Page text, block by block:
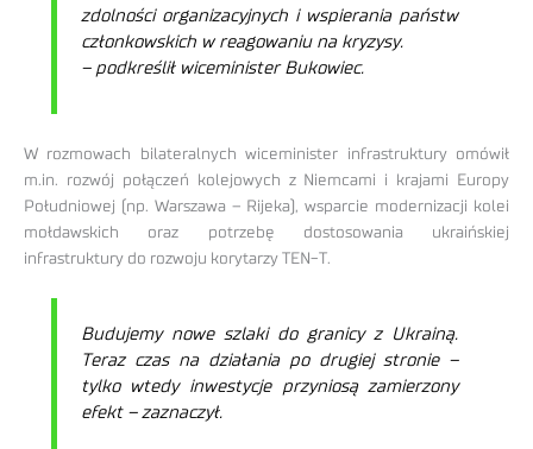
zdolności organizacyjnych i wspierania państw
członkowskich w reagowaniu na kryzysy.
– podkreślił wiceminister Bukowiec.
W rozmowach bilateralnych wiceminister infrastruktury omówił
m.in. rozwój połączeń kolejowych z Niemcami i krajami Europy
Południowej (np. Warszawa – Rijeka), wsparcie modernizacji kolei
mołdawskich oraz potrzebę dostosowania ukraińskiej
infrastruktury do rozwoju korytarzy TEN-T.
Budujemy nowe szlaki do granicy z Ukrainą.
Teraz czas na działania po drugiej stronie –
tylko wtedy inwestycje przyniosą zamierzony
efekt – zaznaczył.